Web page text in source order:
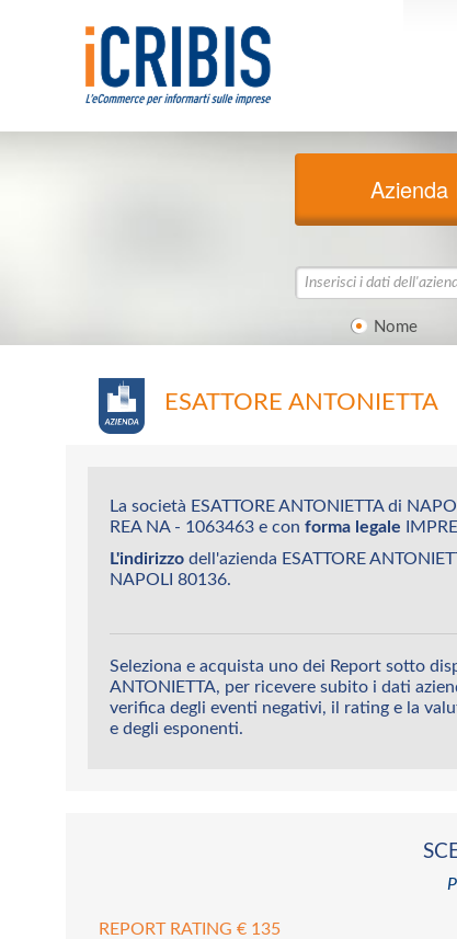
Azienda
Nome
ESATTORE ANTONIETTA
La società ESATTORE ANTONIETTA di
REA NA - 1063463 e con forma legale
L'indirizzo dell'azienda ESATTORE
NAPOLI 80136.
Seleziona e acquista uno dei Report sotto
ANTONIETTA, per ricevere subito i dati
verifica degli eventi negativi, il rating e la
e degli esponenti.
REPORT RATING € 135